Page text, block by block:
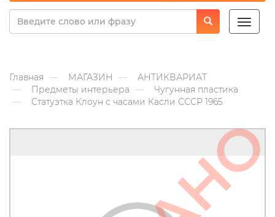
Toggle
Главная МАГАЗИН
АНТИКВАРИАТ
Предметы интерьера
Чугунная пластика
Статуэтка Клоун с часами Касли СССР 1965